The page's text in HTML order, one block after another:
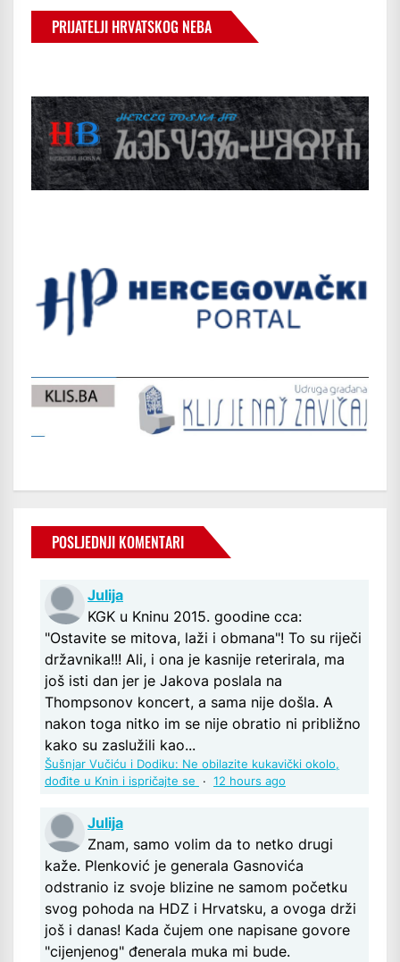
PRIJATELJI HRVATSKOG NEBA
POSLJEDNJI KOMENTARI
Julija
KGK u Kninu 2015. goodine cca:
"Ostavite se mitova, laži i obmana"! To su riječi
državnika!!! Ali, i ona je kasnije reterirala, ma
još isti dan jer je Jakova poslala na
Thompsonov koncert, a sama nije došla. A
nakon toga nitko im se nije obratio ni približno
kako su zaslužili kao...
Šušnjar Vučiću i Dodiku: Ne obilazite kukavički okolo,
dođite u Knin i ispričajte se
· 12 hours ago
Julija
Znam, samo volim da to netko drugi
kaže. Plenković je generala Gasnovića
odstranio iz svoje blizine ne samom početku
svog pohoda na HDZ i Hrvatsku, a ovoga drži
još i danas! Kada čujem one napisane govore
"cijenjenog" đenerala muka mi bude.